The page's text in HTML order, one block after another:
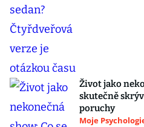
Život jako
skutečně
poruchy
Moje